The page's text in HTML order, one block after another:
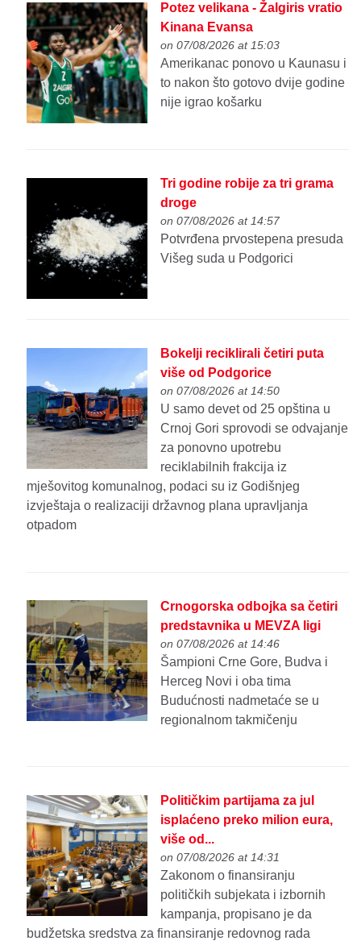
Potez velikana - Žalgiris vratio
Kinana Evansa
on 07/08/2026 at 15:03
Amerikanac ponovo u Kaunasu i
to nakon što gotovo dvije godine
nije igrao košarku
Tri godine robije za tri grama
droge
on 07/08/2026 at 14:57
Potvrđena prvostepena presuda
Višeg suda u Podgorici
Bokelji reciklirali četiri puta
više od Podgorice
on 07/08/2026 at 14:50
U samo devet od 25 opština u
Crnoj Gori sprovodi se odvajanje
za ponovno upotrebu
reciklabilnih frakcija iz
mješovitog komunalnog, podaci su iz Godišnjeg
izvještaja o realizaciji državnog plana upravljanja
otpadom
Crnogorska odbojka sa četiri
predstavnika u MEVZA ligi
on 07/08/2026 at 14:46
Šampioni Crne Gore, Budva i
Herceg Novi i oba tima
Budućnosti nadmetaće se u
regionalnom takmičenju
Političkim partijama za jul
isplaćeno preko milion eura,
više od...
on 07/08/2026 at 14:31
Zakonom o finansiranju
političkih subjekata i izbornih
kampanja, propisano je da
budžetska sredstva za finansiranje redovnog rada